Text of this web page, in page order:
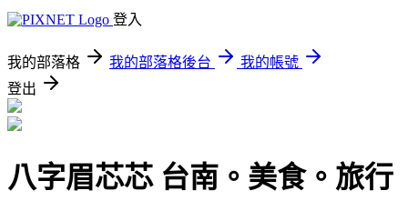
登入
我的部落格 我的部落格後台
我的帳號
登出
八字眉芯芯 台南。美食。旅行